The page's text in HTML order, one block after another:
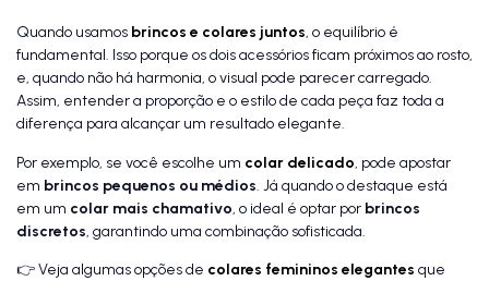
Quando usamos brincos e colares juntos, o equilíbrio é
fundamental. Isso porque os dois acessórios ficam próximos ao rosto,
e, quando não há harmonia, o visual pode parecer carregado.
Assim, entender a proporção e o estilo de cada peça faz toda a
diferença para alcançar um resultado elegante.
Por exemplo, se você escolhe um colar delicado, pode apostar
em brincos pequenos ou médios. Já quando o destaque está
em um colar mais chamativo, o ideal é optar por brincos
discretos, garantindo uma combinação sofisticada.
👉 Veja algumas opções de colares femininos elegantes que